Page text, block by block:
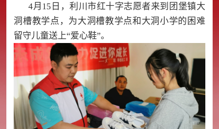
4月15日，利川市红十字志愿者来到团堡镇大
洞槽教学点，为大洞槽教学点和大洞小学的困难
留守儿童送上“爱心鞋”。